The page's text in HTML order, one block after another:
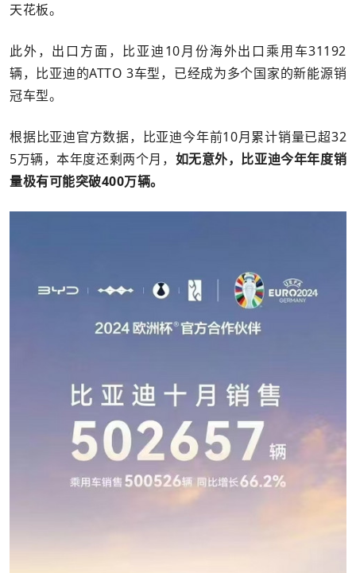
天花板。
此外，出口方面，比亚迪10月份海外出口乘用车31192
辆，比亚迪的ATTO 3车型，已经成为多个国家的新能源销
冠车型。
根据比亚迪官方数据，比亚迪今年前10月累计销量已超32
5万辆，本年度还剩两个月， 如无意外，比亚迪今年年度销
量极有可能突破400万辆。